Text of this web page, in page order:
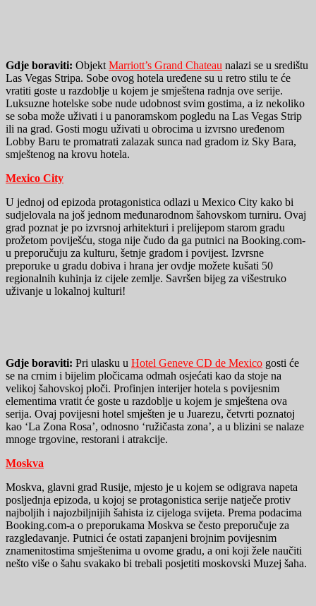
Gdje boraviti: Objekt Marriott’s Grand Chateau nalazi se u središtu
Las Vegas Stripa. Sobe ovog hotela uređene su u retro stilu te će
vratiti goste u razdoblje u kojem je smještena radnja ove serije.
Luksuzne hotelske sobe nude udobnost svim gostima, a iz nekoliko
se soba može uživati i u panoramskom pogledu na Las Vegas Strip
ili na grad. Gosti mogu uživati u obrocima u izvrsno uređenom
Lobby Baru te promatrati zalazak sunca nad gradom iz Sky Bara,
smještenog na krovu hotela.
Mexico City
U jednoj od epizoda protagonistica odlazi u Mexico City kako bi
sudjelovala na još jednom međunarodnom šahovskom turniru. Ovaj
grad poznat je po izvrsnoj arhitekturi i prelijepom starom gradu
prožetom poviješću, stoga nije čudo da ga putnici na Booking.com-
u preporučuju za kulturu, šetnje gradom i povijest. Izvrsne
preporuke u gradu dobiva i hrana jer ovdje možete kušati 50
regionalnih kuhinja iz cijele zemlje. Savršen bijeg za višestruko
uživanje u lokalnoj kulturi!
Gdje boraviti: Pri ulasku u Hotel Geneve CD de Mexico gosti će
se na crnim i bijelim pločicama odmah osjećati kao da stoje na
velikoj šahovskoj ploči. Profinjen interijer hotela s povijesnim
elementima vratit će goste u razdoblje u kojem je smještena ova
serija. Ovaj povijesni hotel smješten je u Juarezu, četvrti poznatoj
kao ‘La Zona Rosa’, odnosno ‘ružičasta zona’, a u blizini se nalaze
mnoge trgovine, restorani i atrakcije.
Moskva
Moskva, glavni grad Rusije, mjesto je u kojem se odigrava napeta
posljednja epizoda, u kojoj se protagonistica serije natječe protiv
najboljih i najozbiljnijih šahista iz cijeloga svijeta. Prema podacima
Booking.com-a o preporukama Moskva se često preporučuje za
razgledavanje. Putnici će ostati zapanjeni brojnim povijesnim
znamenitostima smještenima u ovome gradu, a oni koji žele naučiti
nešto više o šahu svakako bi trebali posjetiti moskovski Muzej šaha.